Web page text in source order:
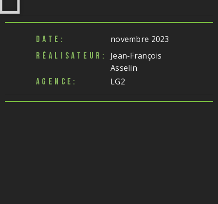
DATE: novembre 2023
RÉALISATEUR:
Jean-François
Asselin
AGENCE: LG2